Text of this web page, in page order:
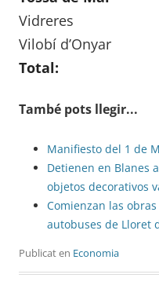
Vidreres
Vilobí
Total:
També pots llegir...
Manifiesto del 1 de
Detienen en Blanes
objetos decorativos
Comienzan las
autobuses de Lloret
Publicat en Economia